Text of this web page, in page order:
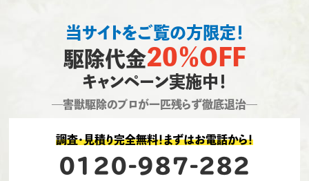
当サイトをご覧の方限定！
駆除代金20％OFF
キャンペーン実施中！
―害獣駆除のプロが一匹残らず徹底退治―
調査・見積り完全無料！まずはお電話から！
0120-987-282